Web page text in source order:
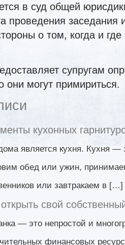
в суд общей
проведения заседания
о том, когда и где
супругам
они могут примириться.
кухонных
является кухня. Кухня —
обед или ужин,
или завтракаем в […]
свой
— это непростой и
финансовых